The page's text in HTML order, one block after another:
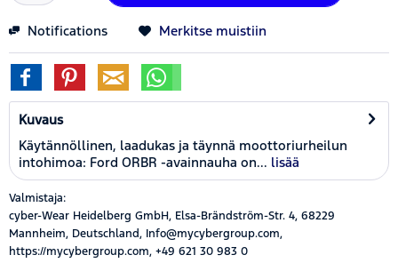
Notifications Merkitse muistiin
Kuvaus
Käytännöllinen, laadukas ja täynnä moottoriurheilun
intohimoa: Ford ORBR -avainnauha on... lisää
Valmistaja:
cyber-Wear Heidelberg GmbH, Elsa-Brändström-Str. 4, 68229
Mannheim, Deutschland, Info@mycybergroup.com,
https://mycybergroup.com, +49 621 30 983 0